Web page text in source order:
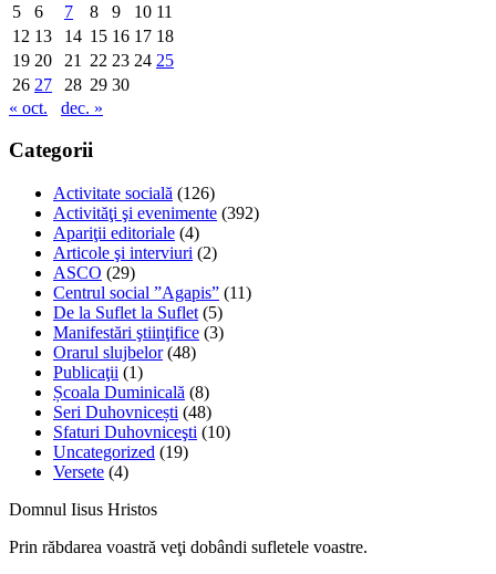
5
6 7 8 9 10 11
12 13 14 15 16 17 18
19 20 21 22 23 24 25
26 27 28 29 30
« oct.
dec. »
Categorii
Activitate socială (126)
Activităţi şi evenimente (392)
Apariţii editoriale (4)
Articole şi interviuri (2)
ASCO (29)
Centrul social ”Agapis” (11)
De la Suflet la Suflet (5)
Manifestări ştiinţifice (3)
Orarul slujbelor(48)
Publicaţii (1)
Școala Duminicală (8)
Seri Duhovnicești (48)
Sfaturi Duhovniceşti (10)
Uncategorized (19)
Versete (4)
Domnul Iisus Hristos
Prin răbdarea voastră veţi dobândi sufletele voastre.